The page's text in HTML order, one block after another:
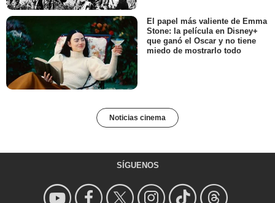
El papel más valiente de Emma
Stone: la película en Disney+
que ganó el Oscar y no tiene
miedo de mostrarlo todo
Noticias cinema
SÍGUENOS